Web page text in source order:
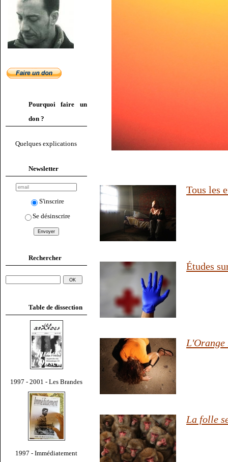
Pourquoi faire un
don ?
Quelques explications
Newsletter
S'inscrire
Se désinscrire
Rechercher
Table de dissection
1997 - 2001 - Les Brandes
1997 - Immédiatement
Tous les
Études
L'Orange
La folle